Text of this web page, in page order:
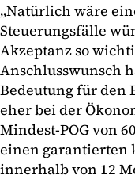
„Natürlich wäre
Steuerungsfälle
Akzeptanz so
Anschlusswunsch
Bedeutung für den
eher bei der
Mindest-POG von
einen garantierten
innerhalb von 12